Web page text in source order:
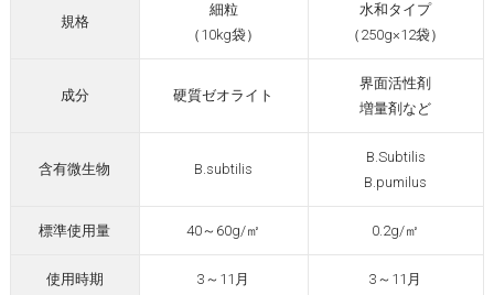
規格
細粒
（10kg袋）
水和タイプ
（250g×12袋）
成分 硬質ゼオライト
界面活性剤
増量剤など
含有微生物 B.subtilis
B.Subtilis
B.pumilus
標準使用量 40～60g/㎡ 0.2g/㎡
使用時期 3～11月 3～11月